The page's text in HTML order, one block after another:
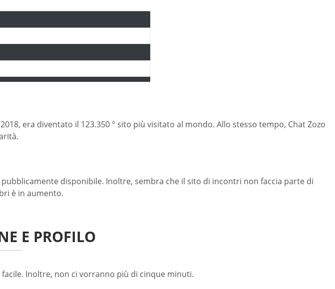
era diventato il 123.350 ° sito più visitato al mondo. Allo stesso tempo, Chat Zozo
disponibile. Inoltre, sembra che il sito di incontri non faccia parte di
è in aumento.
E PROFILO
Inoltre, non ci vorranno più di cinque minuti.